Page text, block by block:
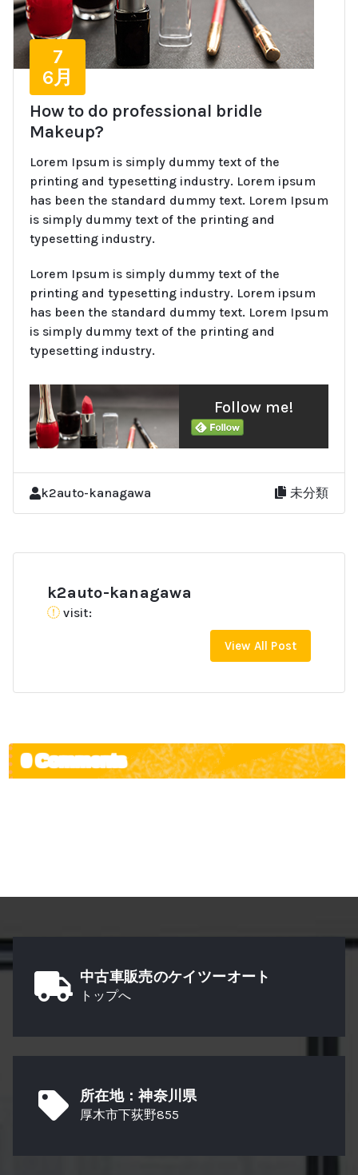
7
6月
How to do professional bridle
Makeup?
Lorem Ipsum is simply dummy text of the
printing and typesetting industry. Lorem ipsum
has been the standard dummy text. Lorem Ipsum
is simply dummy text of the printing and
typesetting industry.
Lorem Ipsum is simply dummy text of the
printing and typesetting industry. Lorem ipsum
has been the standard dummy text. Lorem Ipsum
is simply dummy text of the printing and
typesetting industry.
Follow me!
k2auto-kanagawa 未分類
k2auto-kanagawa
visit:
View All Post
0 Comments
中古車販売のケイツーオート
トップへ
所在地：神奈川県
厚木市下荻野855